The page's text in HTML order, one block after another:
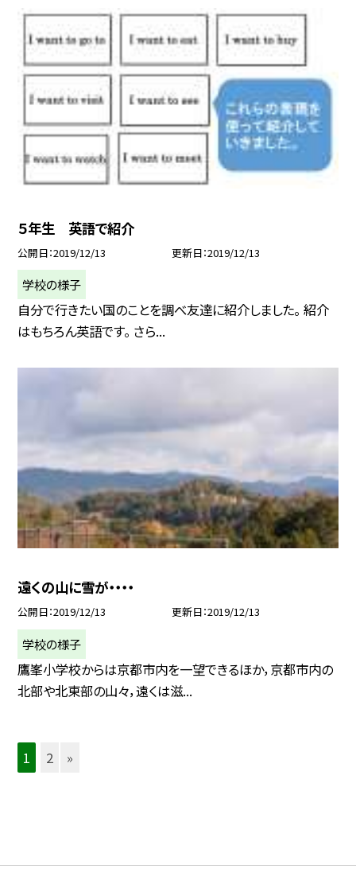
５年生 英語で紹介
公開日 2019/12/13 更新日 2019/12/13
学校の様子
自分で行きたい国のことを調べ友達に紹介しました。 紹介
はもちろん英語です。 さら...
遠くの山に雪が・・・・
公開日 2019/12/13 更新日 2019/12/13
学校の様子
鷹峯小学校からは京都市内を一望できるほか，京都市内の
北部や北東部の山々，遠くは滋...
1 2 »